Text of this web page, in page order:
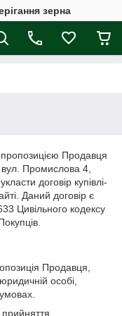
зерна
Продавця
Промислова 4,
договір купівлі-
Даний договір є
Цивільного кодексу
Продавця,
особі,